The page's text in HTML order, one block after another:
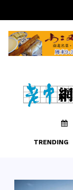
TRENDING